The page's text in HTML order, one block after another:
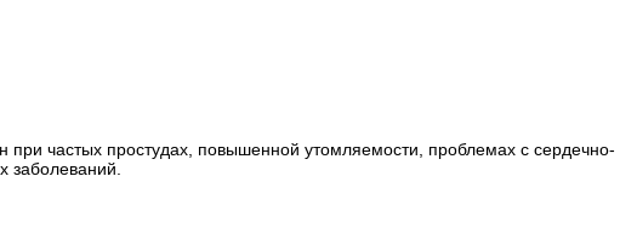
частых простудах, повышенной утомляемости, проблемах с сердечно-
заболеваний.